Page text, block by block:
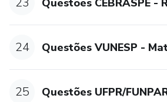
Módulo 40 - [PM SC] - Raciocínio
Módulo 41 - [BÔNUS] RLM 2021
24 Questões VUNESP -
25 Questões UFPR/